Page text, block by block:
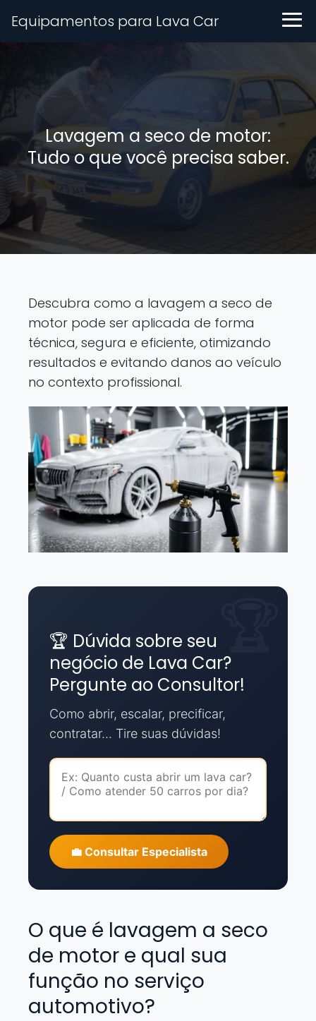
Equipamentos para Lava Car
Lavagem a seco de motor:
Tudo o que você precisa saber.
Descubra como a lavagem a seco de
motor pode ser aplicada de forma
técnica, segura e eficiente, otimizando
resultados e evitando danos ao veículo
no contexto profissional.
🏆 Dúvida sobre seu
negócio de Lava Car?
Pergunte ao Consultor!
Como abrir, escalar, precificar,
contratar... Tire suas dúvidas!
💼 Consultar Especialista
O que é lavagem a seco
de motor e qual sua
função no serviço
automotivo?